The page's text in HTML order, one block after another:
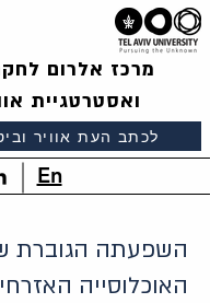
לכתב העת אוויר
מרכז אלרום
ואסטרטגיית
En
השפעתה הגוברת
האוכלוסייה